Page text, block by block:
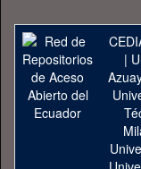
|